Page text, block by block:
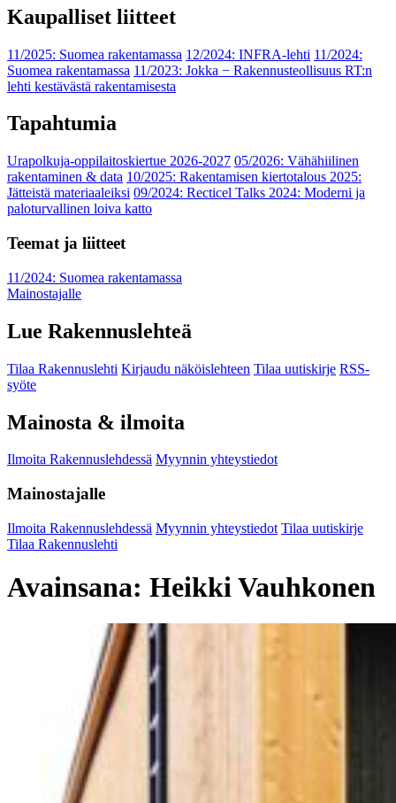
Kaupalliset liitteet
11/2025: Suomea rakentamassa 12/2024: INFRA-lehti 11/2024:
Suomea rakentamassa 11/2023: Jokka − Rakennusteollisuus RT:n
lehti kestävästä rakentamisesta
Tapahtumia
Urapolkuja-oppilaitoskiertue 2026-2027 05/2026: Vähähiilinen
rakentaminen & data 10/2025: Rakentamisen kiertotalous 2025:
Jätteistä materiaaleiksi 09/2024: Recticel Talks 2024: Moderni ja
paloturvallinen loiva katto
Teemat ja liitteet
11/2024: Suomea rakentamassa
Mainostajalle
Lue Rakennuslehteä
Tilaa Rakennuslehti Kirjaudu näköislehteen Tilaa uutiskirje RSS-
syöte
Mainosta & ilmoita
Ilmoita Rakennuslehdessä Myynnin yhteystiedot
Mainostajalle
Ilmoita Rakennuslehdessä Myynnin yhteystiedot Tilaa uutiskirje
Tilaa Rakennuslehti
Avainsana: Heikki Vauhkonen